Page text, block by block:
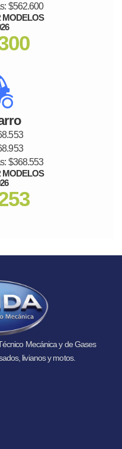
$562.600
MODELOS
$368.553
MODELOS
Mecánica y de Gases
livianos y motos.